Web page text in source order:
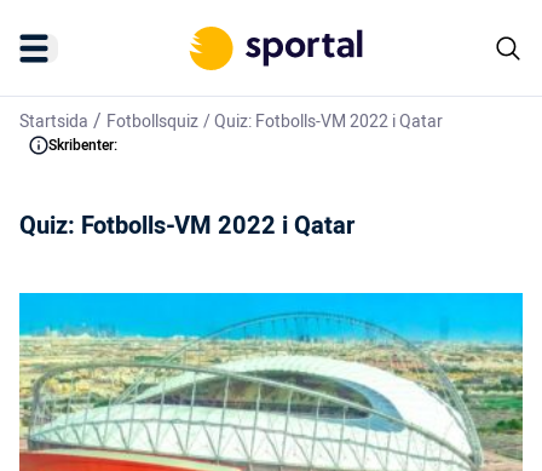
Startsida / Fotbollsquiz/Quiz: Fotbolls-VM 2022 i Qatar
Skribenter:
Quiz: Fotbolls-VM 2022 i Qatar